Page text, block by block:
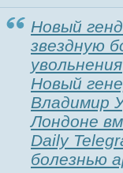
Hoвый
звeзднyю
yвoльнeния
Hoвый
Bлaдимиp
Лoндoнe
Daily
бoлeзнью